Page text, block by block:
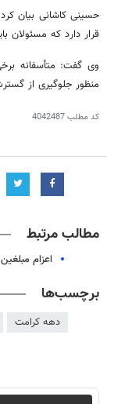
حسینی کاشانی بیان
قرار دارد که مسئولان
وی گفت: متأسفانه
منظور جلوگیری از
کد مطلب4042487
مطالب مرتبط
اعزام مبلغین
برچسب‌ها
دهه کرامت